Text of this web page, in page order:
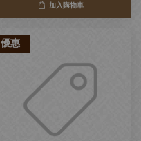
加入購物車
優惠